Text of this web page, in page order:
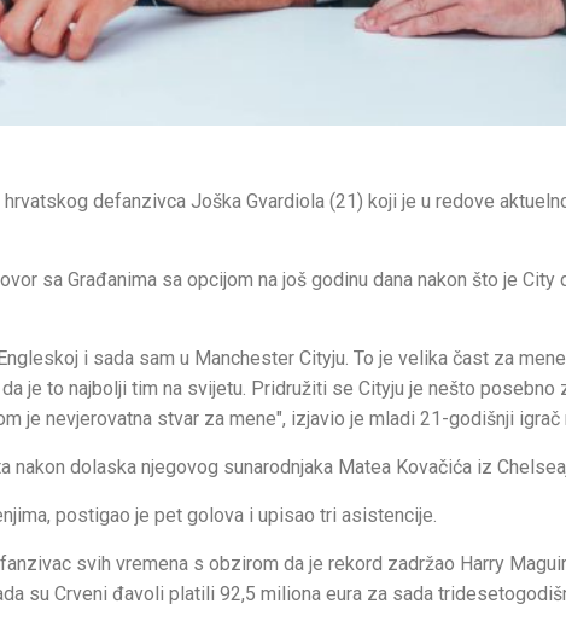
defanzivca Joška Gvardiola (21) koji je u redove
sa Građanima sa opcijom na još godinu dana nakon što je City
i sada sam u Manchester Cityju. To je velika čast za
je to najbolji tim na svijetu. Pridružiti se Cityju je nešto posebno
je nevjerovatna stvar za mene", izjavio je mladi 21-godišnji igrač
nakon dolaska njegovog sunarodnjaka Matea Kovačića iz
postigao je pet golova i upisao tri asistencije.
svih vremena s obzirom da je rekord zadržao Harry
su Crveni đavoli platili 92,5 miliona eura za sada